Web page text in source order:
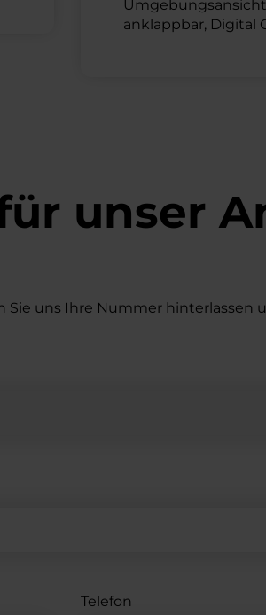
anklappbar, Digital
unser
uns Ihre Nummer hinterlassen
Telefon